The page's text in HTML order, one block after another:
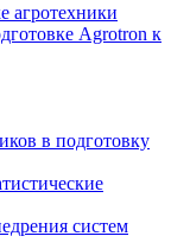
агротехники
Agrotron к
в подготовку
систем